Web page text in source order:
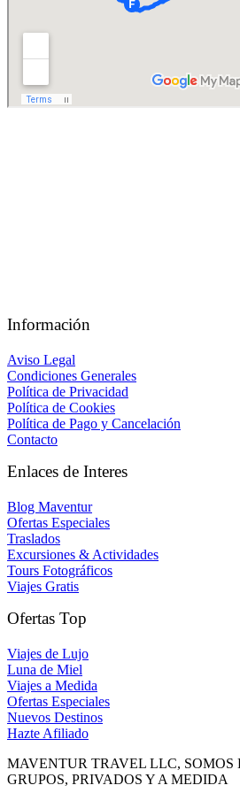
Información
Aviso Legal
Condiciones Generales
Política de Privacidad
Política de Cookies
Política de Pago y Cancelación
Contacto
Enlaces de Interes
Blog Maventur
Ofertas Especiales
Traslados
Excursiones & Actividades
Tours Fotográficos
Viajes Gratis
Ofertas Top
Viajes de Lujo
Luna de Miel
Viajes a Medida
Ofertas Especiales
Nuevos Destinos
Hazte Afiliado
MAVENTUR TRAVEL LLC, SOMOS
GRUPOS, PRIVADOS Y A MEDIDA